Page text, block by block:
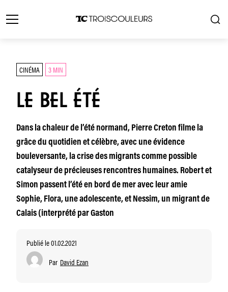
CINÉMA 3 MIN
LE BEL ÉTÉ
Dans la chaleur de l’été normand, Pierre Creton filme la
grâce du quotidien et célèbre, avec une évidence
bouleversante, la crise des migrants comme possible
catalyseur de précieuses rencontres humaines. Robert et
Simon passent l’été en bord de mer avec leur amie
Sophie, Flora, une adolescente, et Nessim, un migrant de
Calais (interprété par Gaston
Publié le 01.02.2021
Par David Ezan